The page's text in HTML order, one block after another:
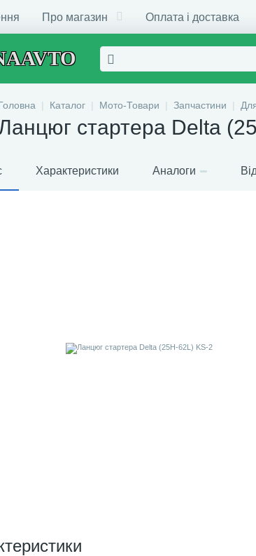
Про магазин Оплата і доставка
Каталог Мото-Товари Запчастини
стартера Delta
Характеристики Аналоги